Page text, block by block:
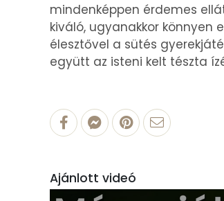
mindenképpen érdemes
kiváló, ugyanakkor könnyen
élesztővel a sütés
együtt az isteni kelt tészta
Ajánlott videó